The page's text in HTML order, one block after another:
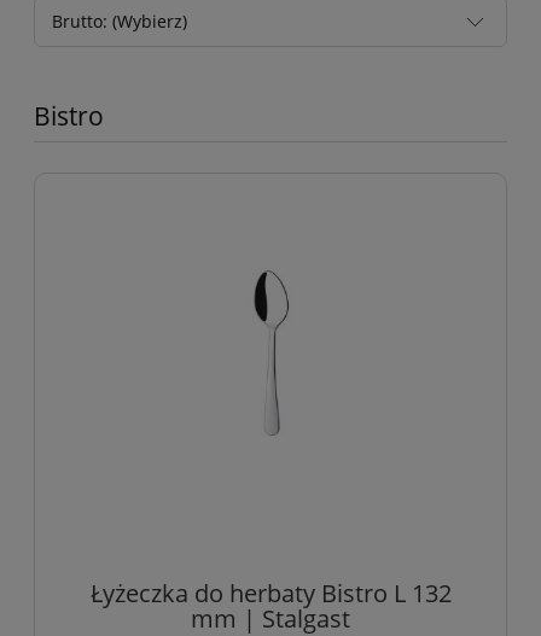
Brutto: (Wybierz)
Bistro
Łyżeczka do herbaty Bistro L 132
mm | Stalgast